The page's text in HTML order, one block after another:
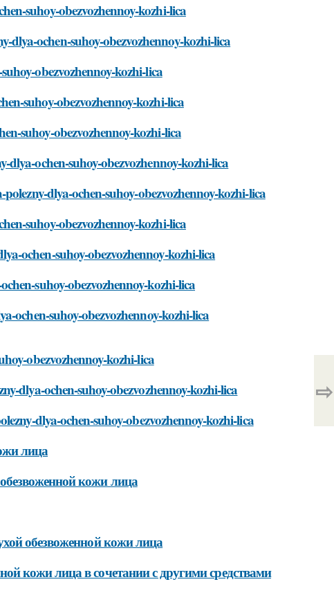
suhoy-obezvozhennoy-kozhi-lica
dlya-ochen-suhoy-obezvozhennoy-kozhi-lica
obezvozhennoy-kozhi-lica
suhoy-obezvozhennoy-kozhi-lica
suhoy-obezvozhennoy-kozhi-lica
dlya-ochen-suhoy-obezvozhennoy-kozhi-lica
dlya-ochen-suhoy-obezvozhennoy-kozhi-lica
suhoy-obezvozhennoy-kozhi-lica
ochen-suhoy-obezvozhennoy-kozhi-lica
suhoy-obezvozhennoy-kozhi-lica
ochen-suhoy-obezvozhennoy-kozhi-lica
obezvozhennoy-kozhi-lica
dlya-ochen-suhoy-obezvozhennoy-kozhi-lica
dlya-ochen-suhoy-obezvozhennoy-kozhi-lica
лица
кожи лица
обезвоженной кожи лица
кожи лица в сочетании с другими средствами
⇨